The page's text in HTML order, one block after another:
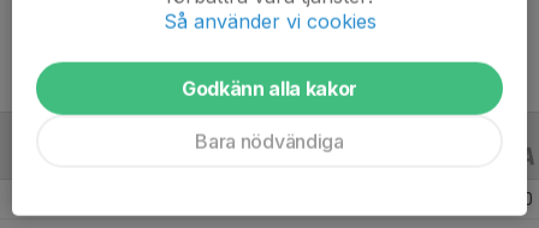
0
Så använder vi cookies
Godkänn alla kakor
Bara nödvändiga